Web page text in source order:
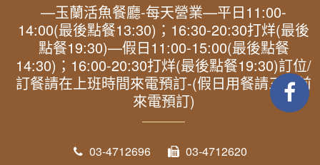
—玉蘭活魚餐廳-每天營業—平日11:00-
14:00(最後點餐13:30)；16:30-20:30打烊(最後
點餐19:30)—假日11:00-15:00(最後點餐
14:30)；16:00-20:30打烊(最後點餐19:30)訂位/
訂餐請在上班時間來電預訂-(假日用餐請三天前
來電預訂)
03-4712696 03-4712620